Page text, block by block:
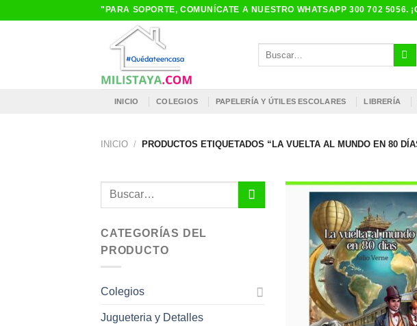
"PARA SOPORTE, COMUNÍCATE A NUESTRO WHATSAPP 300 702 5056.
INICIO COLEGIOS PAPELERÍA Y ÚTILES ESCOLARES LIBRERÍA
INICIO / PRODUCTOS ETIQUETADOS “LA VUELTA AL MUNDO EN 80
Buscar
CATEGORÍAS DEL
PRODUCTO
Colegios
Jugueteria y Detalles